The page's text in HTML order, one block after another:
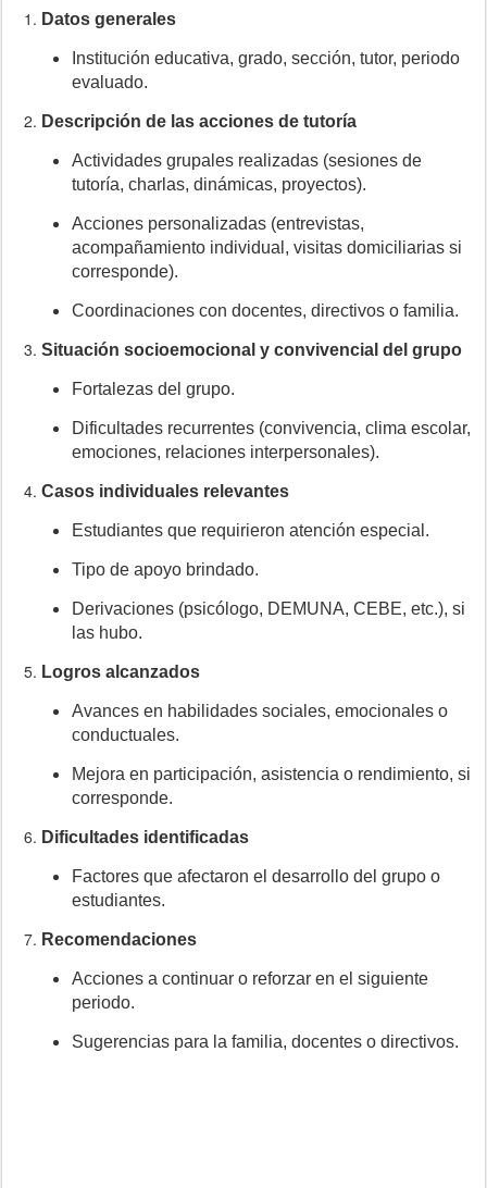
Datos generales
Institución educativa, grado, sección, tutor, periodo
evaluado.
Descripción de las acciones de tutoría
Actividades grupales realizadas (sesiones de
tutoría, charlas, dinámicas, proyectos).
Acciones personalizadas (entrevistas,
acompañamiento individual, visitas domiciliarias si
corresponde).
Coordinaciones con docentes, directivos o familia.
Situación socioemocional y convivencial del grupo
Fortalezas del grupo.
Dificultades recurrentes (convivencia, clima escolar,
emociones, relaciones interpersonales).
Casos individuales relevantes
Estudiantes que requirieron atención especial.
Tipo de apoyo brindado.
Derivaciones (psicólogo, DEMUNA, CEBE, etc.), si
las hubo.
Logros alcanzados
Avances en habilidades sociales, emocionales o
conductuales.
Mejora en participación, asistencia o rendimiento, si
corresponde.
Dificultades identificadas
Factores que afectaron el desarrollo del grupo o
estudiantes.
Recomendaciones
Acciones a continuar o reforzar en el siguiente
periodo.
Sugerencias para la familia, docentes o directivos.